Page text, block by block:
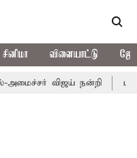
சினிமா விளையாட்டு
விஜய் நன்றி